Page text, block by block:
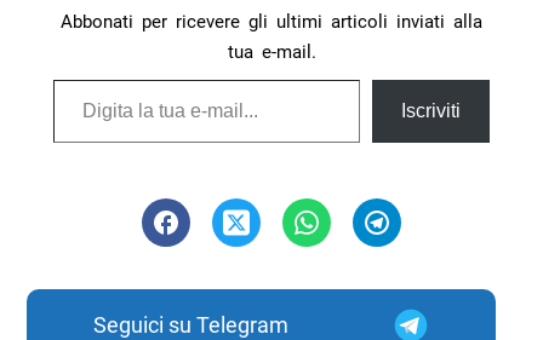
Abbonati per ricevere gli ultimi articoli inviati alla
tua e-mail.
Digita la tua e-mail...
Iscriviti
Seguici su Telegram